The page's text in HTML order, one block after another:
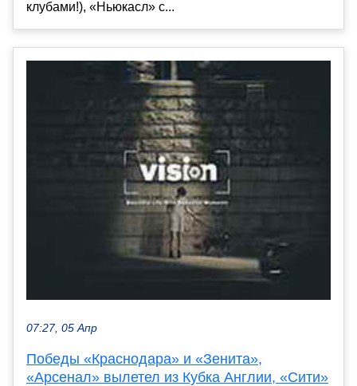
клубами!), «Ньюкасл» с...
07:27, 05 Апр
Победы «Краснодара» и «Зенита»,
«Арсенал» вылетел из Кубка Англии, «Сити»